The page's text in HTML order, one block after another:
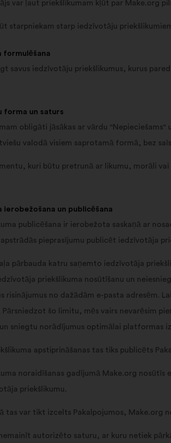
var ļaut priekšlikumam kļūt par Make.org
starpniekam starp iedzīvotāju
formulēšana
savus iedzīvotāju priekšlikumus, kurus
forma un saturs
obligāti jāsākas ar vārdu
valodā visiem saprotamā formā, bez
kuri būtu pretrunā ar likumu, morāli
un publicēšana
publicēšana ir ierobežota saskaņā ar
pieprasījumu publicēt iedzīvotāja
pārbauda katru saņemto iedzīvotāja
priekšlikuma nosūtīšanu un
risinājumus no dažādām e-pasta adresēm.
Pārsniedzot šo limitu, mēs vairs nevarēsim
sniegtu norādījumus optimālai platformas
apstiprināšanas tas tiks publicēts
noraidīšanas gadījumā Make.org
priekšlikumu.
tas var tikt izcelts Pakalpojumos,
autorizēto saturu, ar kuru netiek